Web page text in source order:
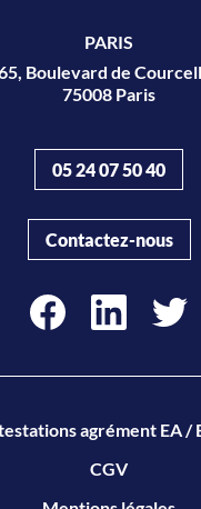
PARIS
Boulevard de
75008 Paris
05 24 07 50 40
Contactez-nous
agrément EA /
CGV